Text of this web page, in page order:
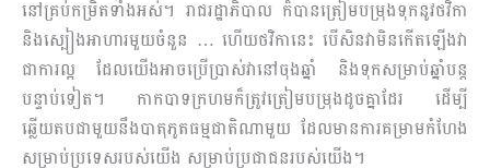
នៅគ្រប់កម្រិតទាំងអស់​។ រាជរដ្ឋាភិបាល ក៏បានត្រៀមបម្រុងទុកនូវថវិកា
និងស្បៀងអាហារមួយចំនួន … ហើយថវិកានេះ បើសិនវាមិនកើតឡើងវា
ជាការល្អ ដែលយើងអាចប្រើប្រាស់វានៅចុងឆ្នាំ និងទុកសម្រាប់ឆ្នាំបន្ត
បន្ទាប់ទៀត។ កាកបាទក្រហមក៏ត្រូវត្រៀមបម្រុងដូចគ្នាដែរ ដើម្បី
ឆ្លើយតបជាមួយនឹងបាតុភូតធម្មជាតិណាមួយ ដែលមានការគម្រាមកំហែង
សម្រាប់ប្រទេសរបស់យើង សម្រាប់ប្រជាជនរបស់យើង។